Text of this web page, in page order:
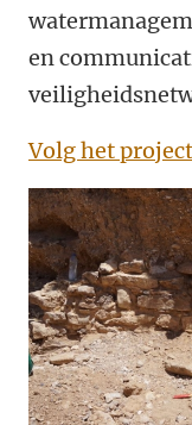
en
Volg het